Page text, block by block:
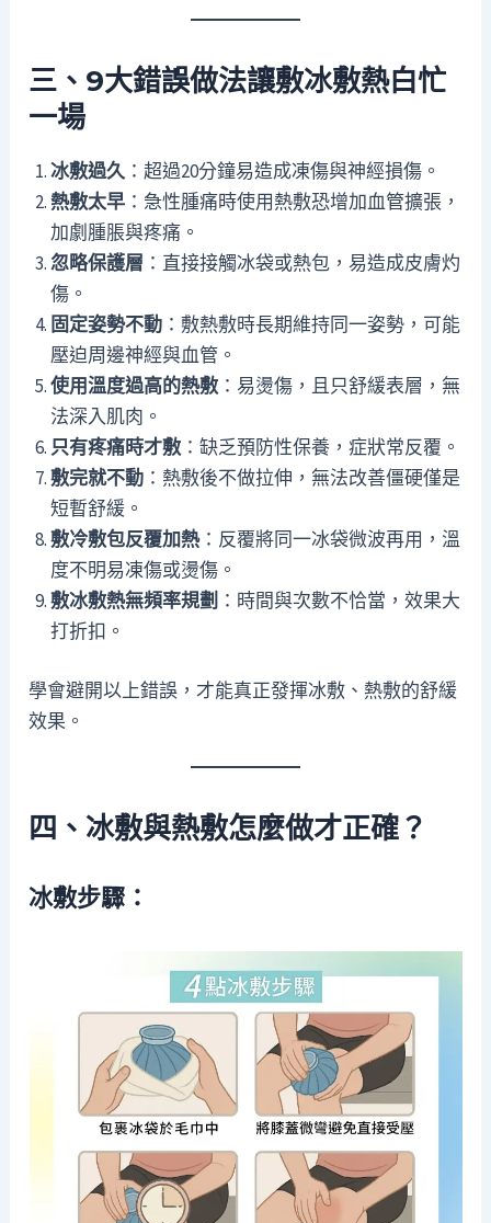
三、9大錯誤做法讓敷冰敷熱白忙
一場
冰敷過久 ：超過20分鐘易造成凍傷與神經損傷。
熱敷太早 ：急性腫痛時使用熱敷恐增加血管擴張，
加劇腫脹與疼痛。
忽略保護層 ：直接接觸冰袋或熱包，易造成皮膚灼
傷。
固定姿勢不動 ：敷熱敷時長期維持同一姿勢，可能
壓迫周邊神經與血管。
使用溫度過高的熱敷 ：易燙傷，且只舒緩表層，無
法深入肌肉。
只有疼痛時才敷 ：缺乏預防性保養，症狀常反覆。
敷完就不動 ：熱敷後不做拉伸，無法改善僵硬僅是
短暫舒緩。
敷冷敷包反覆加熱：反覆將同一冰袋微波再用，溫
度不明易凍傷或燙傷。
敷冰敷熱無頻率規劃 ：時間與次數不恰當，效果大
打折扣。
學會避開以上錯誤，才能真正發揮冰敷、熱敷的舒緩
效果。
四、冰敷與熱敷怎麼做才正確？
冰敷步驟：